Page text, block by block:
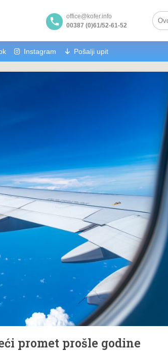
office@kofer.info
00387 (0)61/52-61-52
Instagram Pošalji upit
promet prošle godine